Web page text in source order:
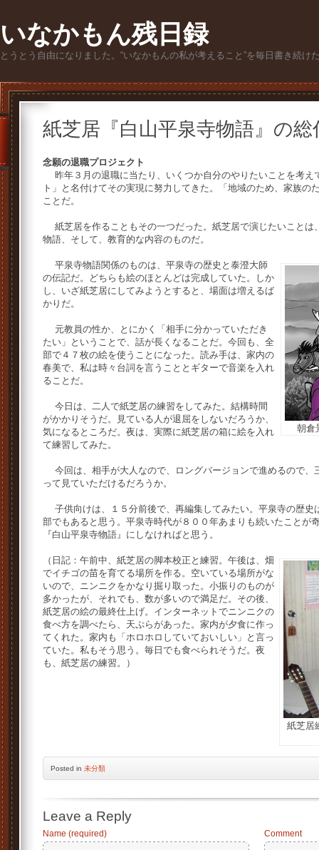
いなかもん残日録
とうとう自由になりました。“いなかもんの私が考えること”を毎日書き続け
紙芝居『白山平泉寺物語』の総
念願の退職プロジェクト
昨年３月の退職に当たり、いくつか自分のやりたいことを考え
ト」と名付けてその実現に努力してきた。「地域のため、家族の
ことだ。
紙芝居を作ることもその一つだった。紙芝居で演じたいことは
物語、そして、教育的な内容のものだ。
朝倉
平泉寺物語関係のものは、平泉寺の歴史と泰澄大師
の伝記だ。どちらも絵のほとんどは完成していた。しか
し、いざ紙芝居にしてみようとすると、場面は増えるば
かりだ。
元教員の性か、とにかく「相手に分かっていただき
たい」ということで、話が長くなることだ。今回も、全
部で４７枚の絵を使うことになった。読み手は、家内の
春美で、私は時々台詞を言うこととギターで音楽を入れ
ることだ。
今日は、二人で紙芝居の練習をしてみた。結構時間
がかかりそうだ。見ている人が退屈をしないだろうか、
気になるところだ。夜は、実際に紙芝居の箱に絵を入れ
て練習してみた。
今回は、相手が大人なので、ロングバージョンで進めるので、
って見ていただけるだろうか。
子供向けは、１５分前後で、再編集してみたい。平泉寺の歴史
部でもあると思う。平泉寺時代が８００年あまりも続いたことが
『白山平泉寺物語』にしなければと思う。
紙芝居
（日記：午前中、紙芝居の脚本校正と練習。午後は、畑
でイチゴの苗を育てる場所を作る。空いている場所がな
いので、ニンニクをかなり掘り取った。小振りのものが
多かったが、それでも、数が多いので満足だ。その後、
紙芝居の絵の最終仕上げ。インターネットでニンニクの
食べ方を調べたら、天ぷらがあった。家内が夕食に作っ
てくれた。家内も「ホロホロしていておいしい」と言っ
ていた。私もそう思う。毎日でも食べられそうだ。夜
も、紙芝居の練習。）
Posted in 未分類
Leave a Reply
Name (required) Comment